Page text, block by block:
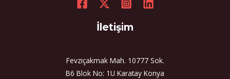
İletişim
Fevziçakmak Mah. 10777 Sok.
B6 Blok No: 1U Karatay Konya